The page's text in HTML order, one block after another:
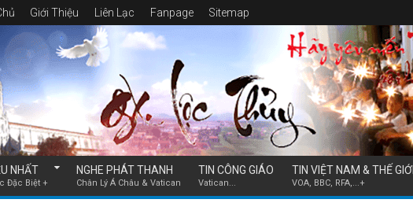
Giới Thiệu Liên Lạc Fanpage Sitemap
NHẤT
Đặc Biệt +
NGHE PHÁT THANH
Chân Lý Á Châu & Vatican
TIN CÔNG GIÁO
Vatican...
TIN VIỆT NAM & THẾ GIỚI
VOA, BBC, RFA,...+